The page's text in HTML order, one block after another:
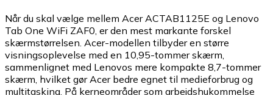
Når du skal vælge mellem Acer ACTAB1125E og Lenovo
Tab One WiFi ZAF0, er den mest markante forskel
skærmstørrelsen. Acer-modellen tilbyder en større
visningsoplevelse med en 10,95-tommer skærm,
sammenlignet med Lenovos mere kompakte 8,7-tommer
skærm, hvilket gør Acer bedre egnet til medieforbrug og
multitasking. På kerneområder som arbejdshukommelse